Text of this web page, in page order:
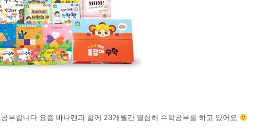
부합니다 요즘 바나펜과 함께 23개월간 열심히 수학공부를 하고 있어요